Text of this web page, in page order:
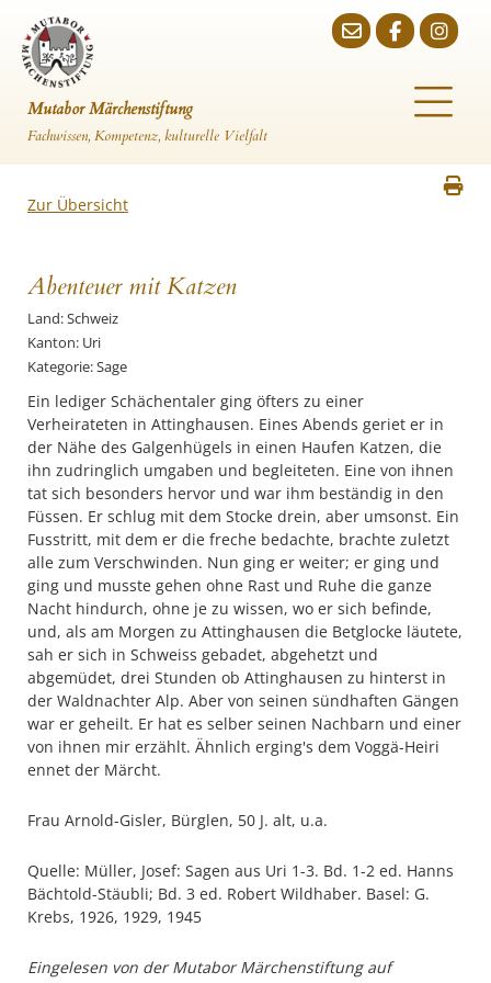
Mutabor Märchenstiftung
Fachwissen, Kompetenz, kulturelle Vielfalt
Zur Übersicht
Abenteuer mit Katzen
Land: Schweiz
Kanton: Uri
Kategorie: Sage
Ein lediger Schächentaler ging öfters zu einer
Verheirateten in Attinghausen. Eines Abends geriet er in
der Nähe des Galgenhügels in einen Haufen Katzen, die
ihn zudringlich umgaben und begleiteten. Eine von ihnen
tat sich besonders hervor und war ihm beständig in den
Füssen. Er schlug mit dem Stocke drein, aber umsonst. Ein
Fusstritt, mit dem er die freche bedachte, brachte zuletzt
alle zum Verschwinden. Nun ging er weiter; er ging und
ging und musste gehen ohne Rast und Ruhe die ganze
Nacht hindurch, ohne je zu wissen, wo er sich befinde,
und, als am Morgen zu Attinghausen die Betglocke läutete,
sah er sich in Schweiss gebadet, abgehetzt und
abgemüdet, drei Stunden ob Attinghausen zu hinterst in
der Waldnachter Alp. Aber von seinen sündhaften Gängen
war er geheilt. Er hat es selber seinen Nachbarn und einer
von ihnen mir erzählt. Ähnlich erging's dem Voggä-Heiri
ennet der Märcht.
Frau Arnold-Gisler, Bürglen, 50 J. alt, u.a.
Quelle: Müller, Josef: Sagen aus Uri 1-3. Bd. 1-2 ed. Hanns
Bächtold-Stäubli; Bd. 3 ed. Robert Wildhaber. Basel: G.
Krebs, 1926, 1929, 1945
Eingelesen von der Mutabor Märchenstiftung auf